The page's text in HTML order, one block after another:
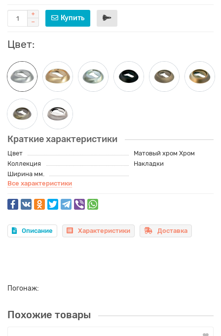
Купить
Цвет:
Краткие характеристики
Цвет
Матовый хром Хром
Коллекция
Накладки
Ширина мм.
Все характеристики
Описание Характеристики Доставка
Погонаж:
Похожие товары